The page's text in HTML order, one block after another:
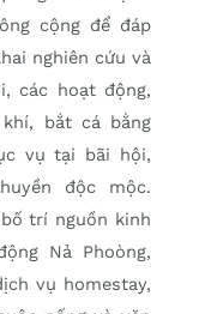
cộng để đáp
nghiên cứu và
các hoạt động,
bắt cá bằng
vụ tại bãi hội,
độc mộc.
trí nguồn kinh
Nả Phoòng,
vụ homestay,